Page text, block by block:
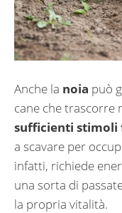
Anche la noia può
cane che trascorre
sufficienti stimoli
a scavare per
infatti, richiede
una sorta di
la propria vitalità.